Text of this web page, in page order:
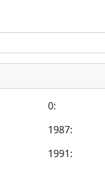
0:
1987:
1991: